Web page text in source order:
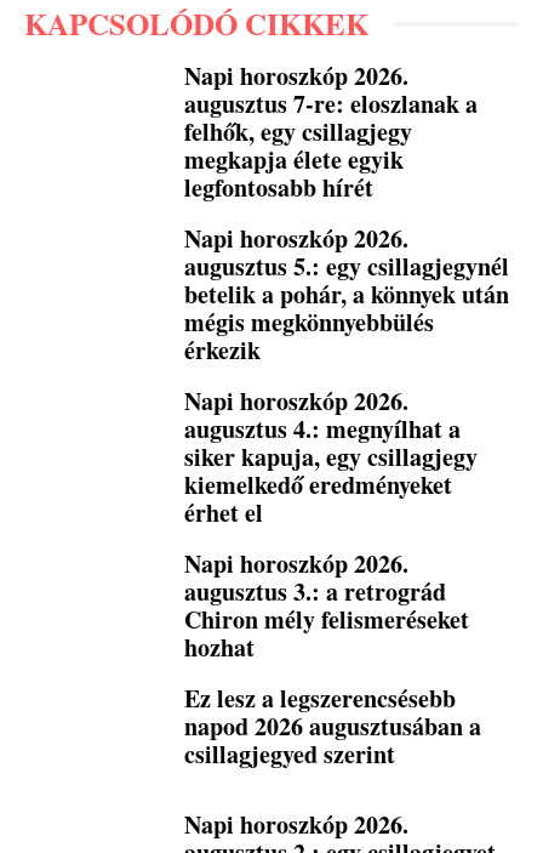
KAPCSOLÓDÓ CIKKEK
Napi horoszkóp 2026.
augusztus 7-re: eloszlanak a
felhők, egy csillagjegy
megkapja élete egyik
legfontosabb hírét
Napi horoszkóp 2026.
augusztus 5.: egy csillagjegynél
betelik a pohár, a könnyek után
mégis megkönnyebbülés
érkezik
Napi horoszkóp 2026.
augusztus 4.: megnyílhat a
siker kapuja, egy csillagjegy
kiemelkedő eredményeket
érhet el
Napi horoszkóp 2026.
augusztus 3.: a retrográd
Chiron mély felismeréseket
hozhat
Ez lesz a legszerencsésebb
napod 2026 augusztusában a
csillagjegyed szerint
Napi horoszkóp 2026.